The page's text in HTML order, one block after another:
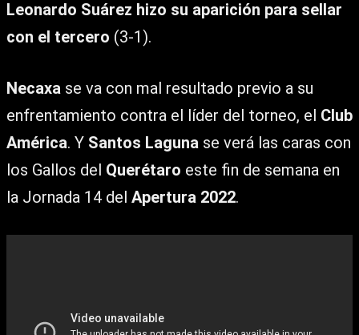
Leonardo Suárez hizo su aparición para sellar
con el tercero (3-1).
Necaxa se va con mal resultado previo a su
enfrentamiento contra el líder del torneo, el Club
América. Y Santos Laguna se verá las caras con
los Gallos del Querétaro este fin de semana en
la Jornada 14 del Apertura 2022.